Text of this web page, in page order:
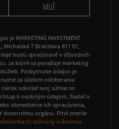
MUŽ
je MARKETING INVESTMENT
Michalská 7 Bratislava 811 01,
budú spracúvané v dôvodoch
za ktoré sa považuje marketing
Poskytnutie údajov je
za účelom odoberania
odvolať svoj súhlas so
k osobným údajom, žiadať o
obmedzenie ich spracúvania,
dozornému orgánu. Plné znenie
ochrany súkromia